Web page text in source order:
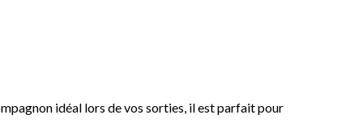
idéal lors de vos sorties, il est parfait pour